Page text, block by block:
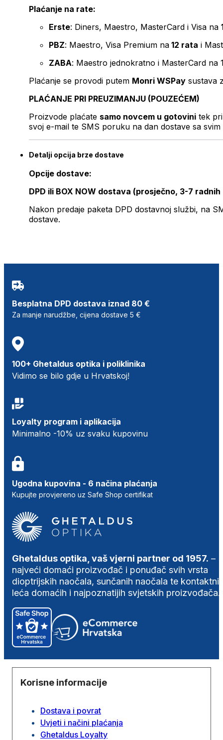
Plaćanje na rate:
Erste: Diners, Maestro, MasterCard i Visa na
PBZ: Maestro, Visa Premium na 12 rata i
ZABA: Maestro jednokratno i MasterCard na
Plaćanje se provodi putem Monri WSPay sustava
PLAĆANJE PRI PREUZIMANJU (POUZEĆEM)
Proizvode plaćate samo novcem u gotovini tek
svoj e-mail te SMS poruku na dan dostave sa svim
Detalji opcija brze dostave
Opcije dostave:
DPD ili BOX NOW dostava (prosječno, 3-7 radnih
Nakon predaje paketa DPD dostavnoj službi, na
dostave.
Besplatna DPD dostava iznad 80 €
Za manje narudžbe, cijena dostave 5 €
100+ Ghetaldus optika i poliklinika
Vidimo se bilo gdje u Hrvatskoj!
Loyalty program i aplikacija
Minimalno -10% uz svaku kupovinu
Ugodna kupovina - 6 načina plaćanja
Kupujte provjereno uz Safe Shop certifikat
Ghetaldus optika, vaš vjerni partner od 1957. –
najveći domaći proizvođač i ponuđač svih vrsta
dioptrijskih naočala, sunčanih naočala te
leća domaćih i najpoznatijih svjetskih proizvođača.
Korisne informacije
Dostava i povrat
Uvjeti i načini plaćanja
Ghetaldus Loyalty